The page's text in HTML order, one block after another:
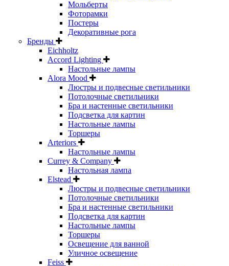
Мольберты
Фоторамки
Постеры
Декоративные рога
Бренды
Eichholtz
Accord Lighting
Настольные лампы
Alora Mood
Люстры и подвесные светильники
Потолочные светильники
Бра и настенные светильники
Подсветка для картин
Настольные лампы
Торшеры
Arteriors
Настольные лампы
Currey & Company
Настольная лампа
Elstead
Люстры и подвесные светильники
Потолочные светильники
Бра и настенные светильники
Подсветка для картин
Настольные лампы
Торшеры
Освещение для ванной
Уличное освещение
Feiss